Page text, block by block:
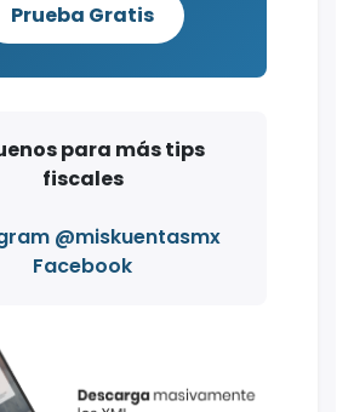
Prueba Gratis
para más tips
fiscales
@miskuentasmx
Facebook